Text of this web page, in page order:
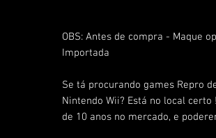
OBS: Antes de compra - Maque
Importada
Se tá procurando games Repro
Nintendo Wii? Está no local
de 10 anos no mercado, e